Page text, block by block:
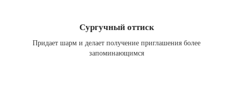
Сургучный оттиск
Придает шарм и делает получение приглашения более
запоминающимся